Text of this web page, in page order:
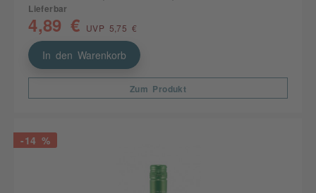
Lieferbar
4,89 € UVP 5,75 €
In den Warenkorb
Zum Produkt
-14 %